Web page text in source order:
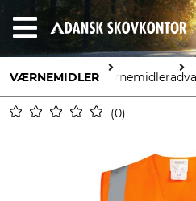
VÆRNEMIDLER
personlige værnemidler
0